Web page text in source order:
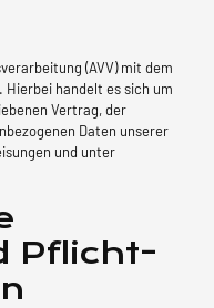
(AVV) mit dem
handelt es sich um
Vertrag, der
Daten unserer
und unter
Pflicht­